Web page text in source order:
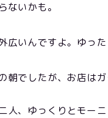
ないかも。
広いんですよ。ゆった
朝でしたが、お店は
人、ゆっくりとモー